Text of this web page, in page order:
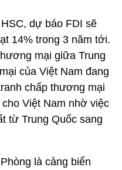
dự báo FDI sẽ
14% trong 3 năm tới.
mại giữa Trung
của Việt Nam đang
chấp thương mại
Việt Nam nhờ việc
từ Trung Quốc sang
là cảng biển